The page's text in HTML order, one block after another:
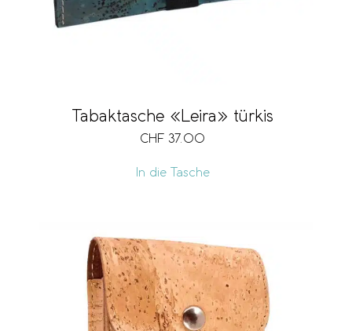
Tabaktasche «Leira» türkis
CHF 37.00
In die Tasche